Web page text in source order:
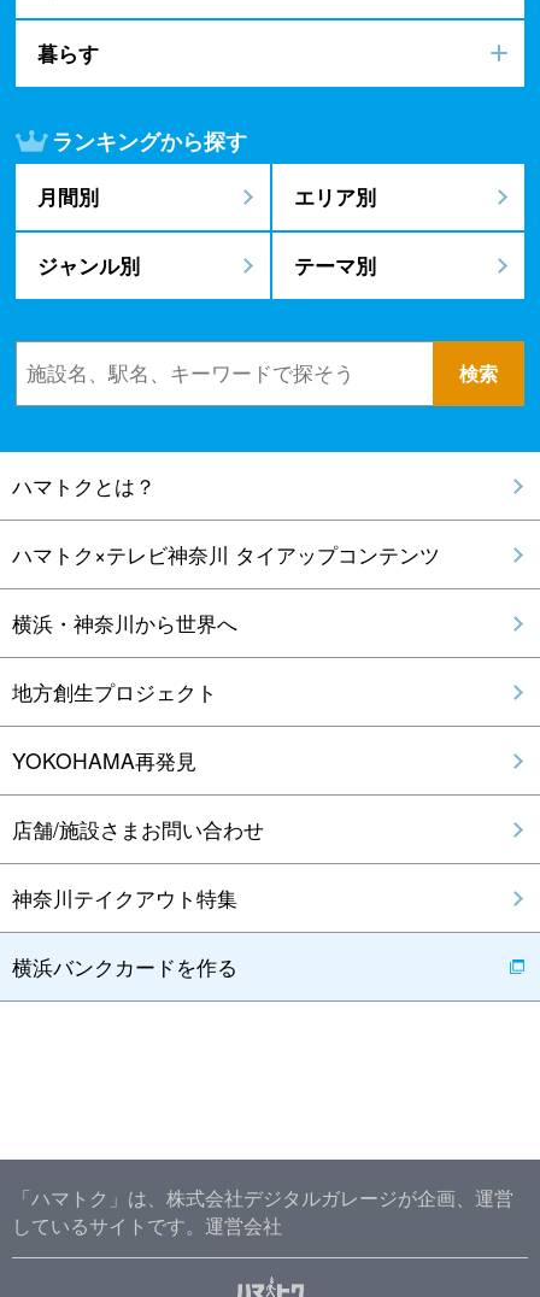
暮らす
ランキングから探す
月間別 エリア別
ジャンル別 テーマ別
ハマトクとは？
ハマトク×テレビ神奈川 タイアップコンテンツ
横浜・神奈川から世界へ
地方創生プロジェクト
YOKOHAMA再発見
店舗/施設さまお問い合わせ
神奈川テイクアウト特集
横浜バンクカードを作る
「ハマトク」は、株式会社デジタルガレージが企画、運営
しているサイトです。 運営会社